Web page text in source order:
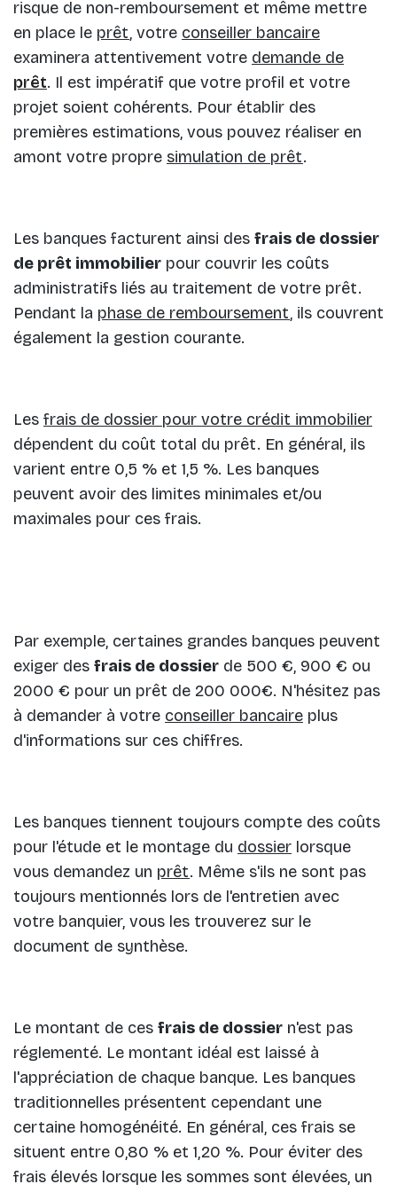
risque de non-remboursement et même mettre
en place le prêt, votre conseiller bancaire
examinera attentivement votre demande de
prêt. Il est impératif que votre profil et votre
projet soient cohérents. Pour établir des
premières estimations, vous pouvez réaliser en
amont votre propre simulation de prêt.
Les banques facturent ainsi des frais de dossier
de prêt immobilier pour couvrir les coûts
administratifs liés au traitement de votre prêt.
Pendant la phase de remboursement, ils couvrent
également la gestion courante.
Les frais de dossier pour votre crédit immobilier
dépendent du coût total du prêt. En général, ils
varient entre 0,5 % et 1,5 %. Les banques
peuvent avoir des limites minimales et/ou
maximales pour ces frais.
Par exemple, certaines grandes banques peuvent
exiger des frais de dossier de 500 €, 900 € ou
2000 € pour un prêt de 200 000€. N'hésitez pas
à demander à votre conseiller bancaire plus
d'informations sur ces chiffres.
Les banques tiennent toujours compte des coûts
pour l'étude et le montage du dossier lorsque
vous demandez un prêt. Même s'ils ne sont pas
toujours mentionnés lors de l'entretien avec
votre banquier, vous les trouverez sur le
document de synthèse.
Le montant de ces frais de dossier n'est pas
réglementé. Le montant idéal est laissé à
l'appréciation de chaque banque. Les banques
traditionnelles présentent cependant une
certaine homogénéité. En général, ces frais se
situent entre 0,80 % et 1,20 %. Pour éviter des
frais élevés lorsque les sommes sont élevées, un